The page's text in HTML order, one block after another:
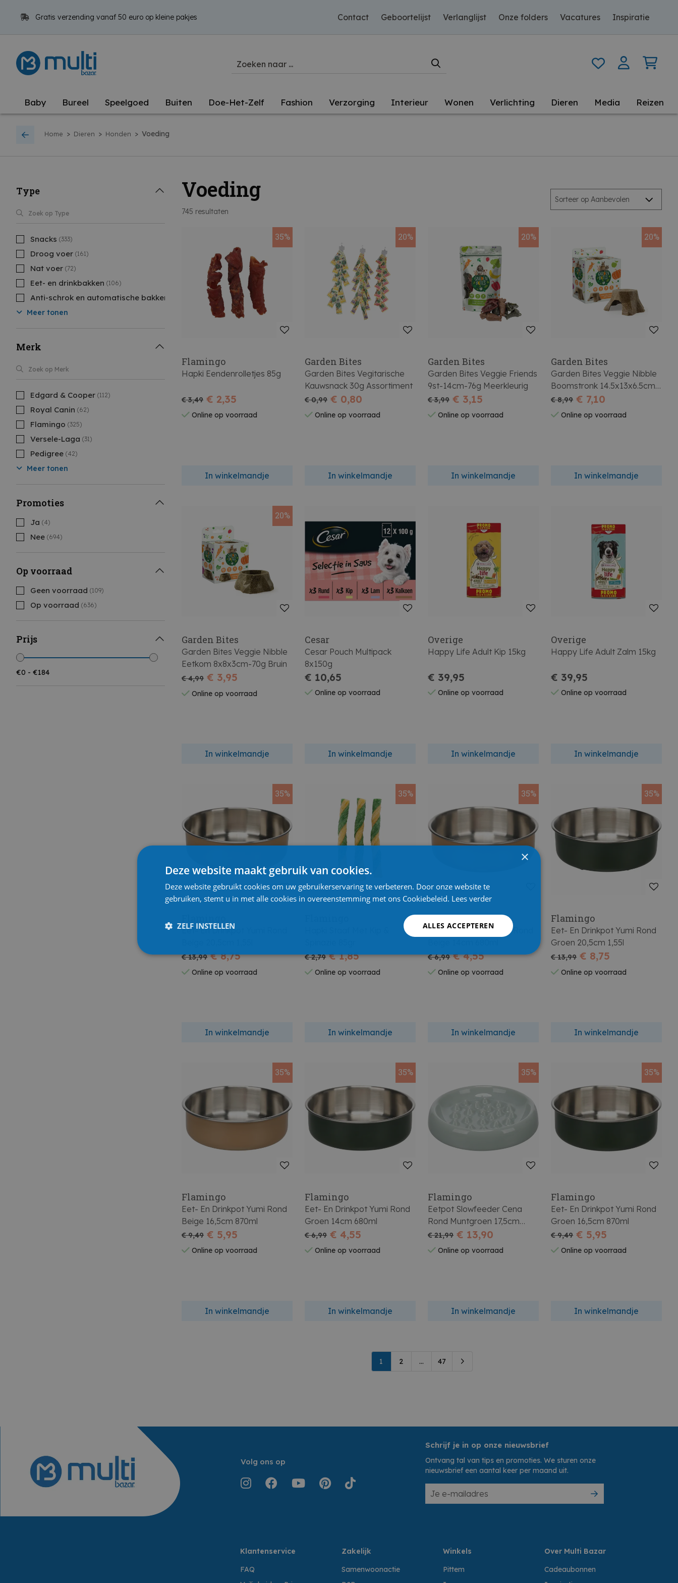
Gratis verzending vanaf 50 euro op kleine pakjes Contact Geboortelijst Verlanglijst Onze folders Vacatures Inspiratie
Baby Bureel Speelgoed Buiten Doe-Het-Zelf Fashion Verzorging Interieur Wonen Verlichting Dieren Media Reizen
Home > Dieren > Honden > Voeding
Type
Snacks (333)
Droog voer (161)
Nat voer (72)
Eet- en drinkbakken (106)
Anti-schrok en automatische bakken
Meer tonen
Merk
Edgard & Cooper (112)
Royal Canin (62)
Flamingo (325)
Versele-Laga (31)
Pedigree (42)
Meer tonen
Promoties
Ja (4)
Nee (694)
Op voorraad
Geen voorraad (109)
Op voorraad (636)
Prijs
Voeding
745 resultaten
35%
Flamingo
Hapki Eendenrolletjes 85g
€ 3,49 € 2,35
Online op voorraad
In winkelmandje
20%
Garden Bites
Garden Bites Vegitarische
Kauwsnack 30g Assortiment
€ 0,99 € 0,80
Online op voorraad
In winkelmandje
20%
Garden Bites
Garden Bites Veggie Friends
9st-14cm-76g Meerkleurig
€ 3,99 € 3,15
Online op voorraad
In winkelmandje
20%
Garden Bites
Garden Bites Veggie Nibble
Boomstronk 14.5x13x6.5cm-
180g Bruin
€ 8,99 € 7,10
Online op voorraad
In winkelmandje
20%
Garden Bites
Garden Bites Veggie Nibble
Eetkom 8x8x3cm-70g Bruin
€ 4,99 € 3,95
Online op voorraad
In winkelmandje
Cesar
Cesar Pouch Multipack
8x150g
€ 10,65
Online op voorraad
In winkelmandje
Overige
Happy Life Adult Kip 15kg
€ 39,95
Online op voorraad
In winkelmandje
Overige
Happy Life Adult Zalm 15kg
€ 39,95
Online op voorraad
In winkelmandje
35%
Eet- En Drinkpot Yumi Rond
€ 13,99 € 8,75
Online op voorraad
In winkelmandje
35%
€ 2,79 € 1,85
Online op voorraad
In winkelmandje
35%
Flamingo
Eet- En Drinkpot Yumi Rond
€ 6,99 € 4,55
Online op voorraad
In winkelmandje
35%
Flamingo
Eet- En Drinkpot Yumi Rond
Groen 20,5cm 1,55l
€ 13,99 € 8,75
Online op voorraad
In winkelmandje
35%
Flamingo
Eet- En Drinkpot Yumi Rond
Beige 16,5cm 870ml
€ 9,49 € 5,95
Online op voorraad
In winkelmandje
35%
Flamingo
Eet- En Drinkpot Yumi Rond
Groen 14cm 680ml
€ 6,99 € 4,55
Online op voorraad
In winkelmandje
35%
Flamingo
Eetpot Slowfeeder Cena
Rond Muntgroen 17,5cm
250ml
€ 21,99 € 13,90
Online op voorraad
In winkelmandje
35%
Flamingo
Eet- En Drinkpot Yumi Rond
Groen 16,5cm 870ml
€ 9,49 € 5,95
Online op voorraad
In winkelmandje
1 2 ... 47
Volg ons op
Schrijf je in op onze nieuwsbrief
Ontvang tal van tips en promoties. We sturen onze
nieuwsbrief een aantal keer per maand uit.
Klantenservice
FAQ
Zakelijk
Samenwoonactie
Winkels
Pittem
Over Multi Bazar
Cadeaubonnen
×
Deze website maakt gebruik van cookies.
Deze website gebruikt cookies om uw gebruikerservaring te verbeteren. Door onze website te
gebruiken, stemt u in met alle cookies in overeenstemming met ons Cookiebeleid. Lees verder
ALLES ACCEPTEREN
ZELF INSTELLEN